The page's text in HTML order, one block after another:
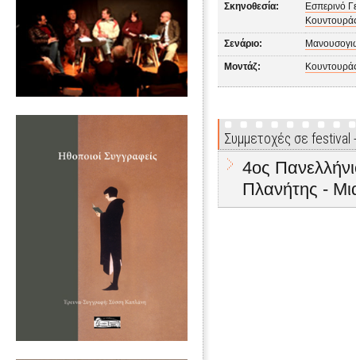
Σκηνοθεσία:
Εσπερινό
Σενάριο:
Μοντάζ:
Συμμετοχές σε
4ος
Πλανήτης -